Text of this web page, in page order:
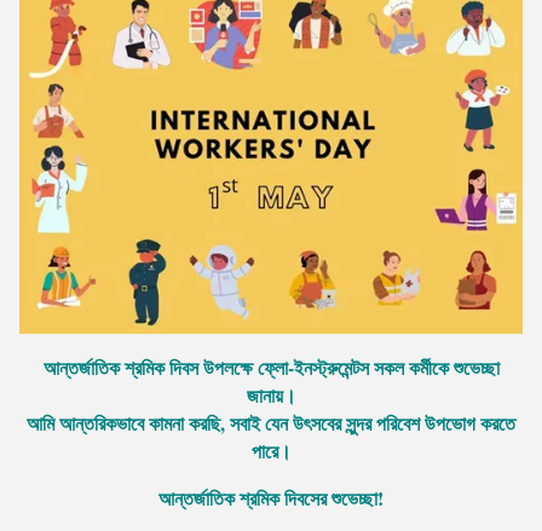
আন্তর্জাতিক শ্রমিক দিবস উপলক্ষে ফ্লো-ইনস্ট্রুমেন্টস সকল কর্মীকে শুভেচ্ছা
জানায়।
আমি আন্তরিকভাবে কামনা করছি, সবাই যেন উৎসবের সুন্দর পরিবেশ উপভোগ করতে
পারে।
আন্তর্জাতিক শ্রমিক দিবসের শুভেচ্ছা!